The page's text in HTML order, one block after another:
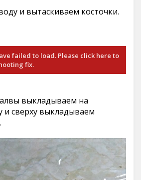
и вытаскиваем косточки.
failed to load. Please click here to
fix.
выкладываем на
сверху выкладываем